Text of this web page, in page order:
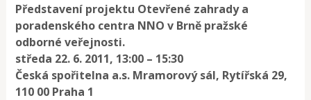
Představení projektu Otevřené zahrady a
poradenského centra NNO v Brně pražské
odborné veřejnosti.
středa 22. 6. 2011, 13:00 – 15:30
Česká spořitelna a.s. Mramorový sál, Rytířská 29,
110 00 Praha 1